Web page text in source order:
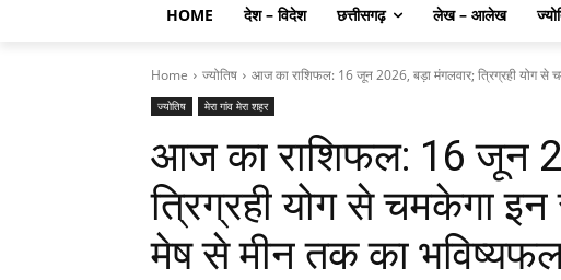
HOME देश – विदेश छत्तीसगढ़ लेख – आलेख
Home ज्योतिष आज का राशिफल: 16 जून 2026, बड़ा मंगलवार; त्रिग्रही योग से
ज्योतिष मेरा गांव मेरा शहर
आज का राशिफल: 16 जून
त्रिग्रही योग से चमकेगा इन
मेष से मीन तक का